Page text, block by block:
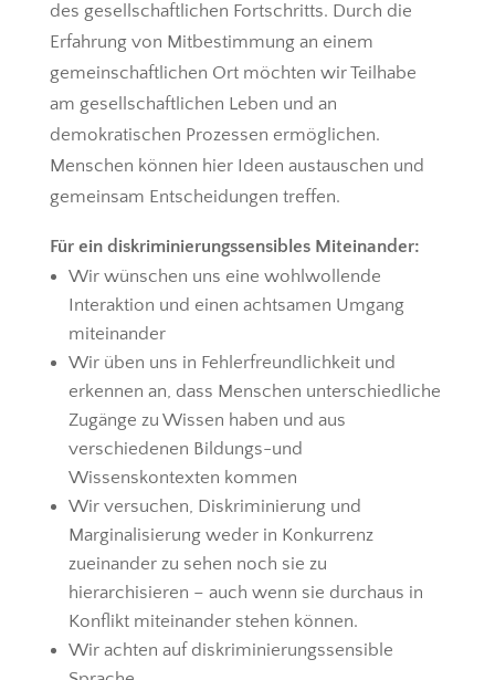
des gesellschaftlichen Fortschritts. Durch die
Erfahrung von Mitbestimmung an einem
gemeinschaftlichen Ort möchten wir Teilhabe
am gesellschaftlichen Leben und an
demokratischen Prozessen ermöglichen.
Menschen können hier Ideen austauschen und
gemeinsam Entscheidungen treffen.
Für ein diskriminierungssensibles Miteinander:
Wir wünschen uns eine wohlwollende
Interaktion und einen achtsamen Umgang
miteinander
Wir üben uns in Fehlerfreundlichkeit und
erkennen an, dass Menschen unterschiedliche
Zugänge zu Wissen haben und aus
verschiedenen Bildungs-und
Wissenskontexten kommen
Wir versuchen, Diskriminierung und
Marginalisierung weder in Konkurrenz
zueinander zu sehen noch sie zu
hierarchisieren – auch wenn sie durchaus in
Konflikt miteinander stehen können.
Wir achten auf diskriminierungssensible